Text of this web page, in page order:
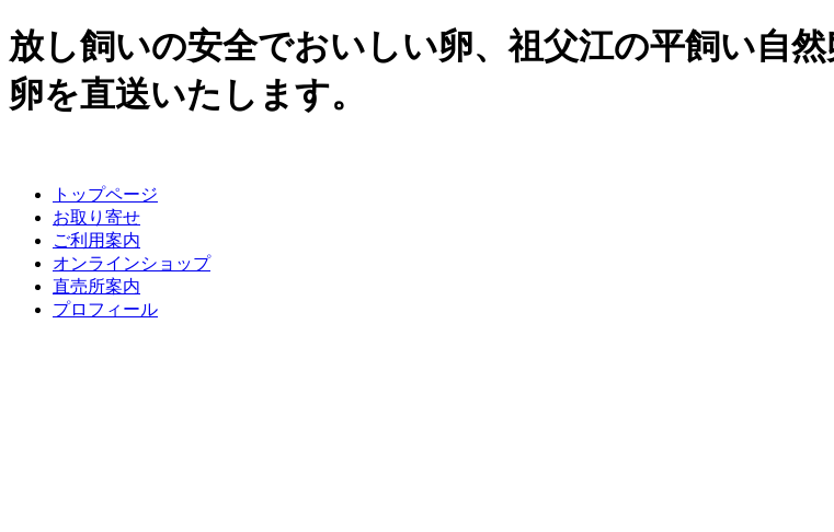
放し飼いの安全でおいしい卵、祖父江の平飼い自
卵を直送いたします。
トップページ
お取り寄せ
ご利用案内
オンラインショップ
直売所案内
プロフィール